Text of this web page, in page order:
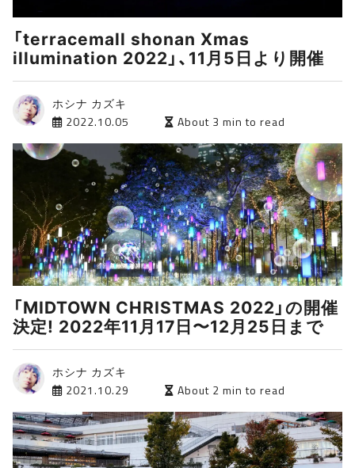
「terracemall shonan Xmas
illumination 2022」、11月5日より開催
ホシナ カズキ
2022.10.05
About 3 min to read
「MIDTOWN CHRISTMAS 2022」の開催
決定! 2022年11月17日〜12月25日まで
ホシナ カズキ
2021.10.29
About 2 min to read